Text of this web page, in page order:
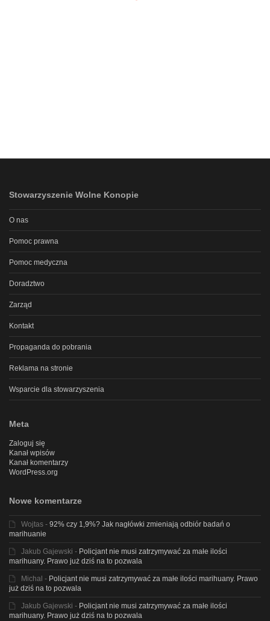
Stowarzyszenie Wolne Konopie
O nas
Pomoc prawna
Pomoc medyczna
Doradztwo
Zarząd
Kontakt
Propaganda do pobrania
Reklama na stronie
Wsparcie dla stowarzyszenia
Meta
Zaloguj się
Kanał wpisów
Kanał komentarzy
WordPress.org
Nowe komentarze
Wojtas - 92% czy 1,9%? Jak nagłówki zmieniają odbiór badań o
marihuanie
Jakub Gajewski - Policjant nie musi zatrzymywać za małe ilości
marihuany. Prawo już dziś na to pozwala
Michal - Policjant nie musi zatrzymywać za małe ilości marihuany. Prawo
już dziś na to pozwala
Jakub Gajewski - Policjant nie musi zatrzymywać za małe ilości
marihuany. Prawo już dziś na to pozwala